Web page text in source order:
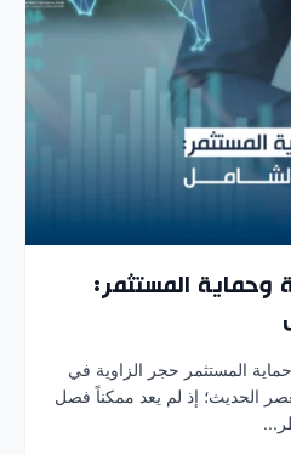
وحماية المستثمر:
المستثمر حجر الزاوية في
الحديث؛ إذ لم يعد ممكناً فصل